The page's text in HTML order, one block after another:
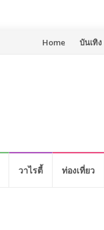
Skip
Home บันเทิง
วาไรตี้ ท่องเที่ยว